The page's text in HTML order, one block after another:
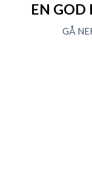
EN GOD
GÅ